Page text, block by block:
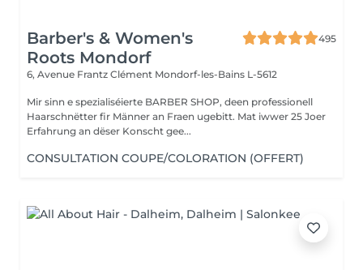
Barber's & Women's
Roots Mondorf
495
6, Avenue Frantz Clément Mondorf-les-Bains L-5612
Mir sinn e spezialiséierte BARBER SHOP, deen professionell
Haarschnëtter fir Männer an Fraen ugebitt. Mat iwwer 25 Joer
Erfahrung an dëser Konscht gee...
CONSULTATION COUPE/COLORATION (OFFERT)